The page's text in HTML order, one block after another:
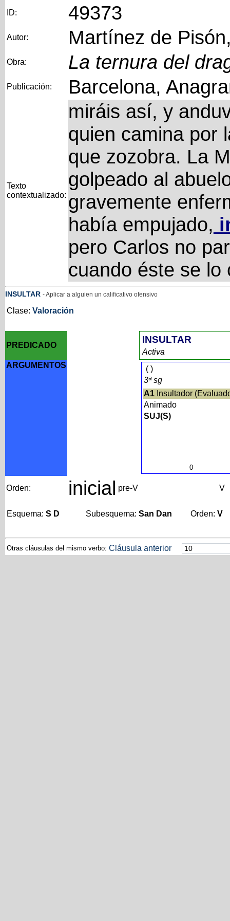
ID: 49373
Autor: Martínez de
Obra: La ternura del
Publicación: Barcelona,
Texto
contextualizado:
miráis así, y
quien camina por
que zozobra. La
golpeado al
gravemente
había empujado,
pero Carlos no
cuando éste se lo
INSULTAR - Aplicar a alguien un calificativo ofensivo
Clase: Valoración
PREDICADO
INSULTAR
Activa
ARGUMENTOS
()
3ª sg
A1Insultador
Animado
SUJ(S)
0
Orden: inicial pre-V V
Esquema: S D Subesquema: San Dan Orden: V
Otras cláusulas del mismo verbo: Cláusula anterior